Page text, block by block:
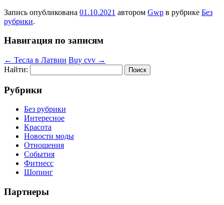
Запись опубликована 01.10.2021 автором Gwp в рубрике Без
рубрики.
Навигация по записям
← Тесла в Латвии Buy cvv →
Найти:
Рубрики
Без рубрики
Интересное
Красота
Новости моды
Отношения
События
Фитнесс
Шопинг
Партнеры